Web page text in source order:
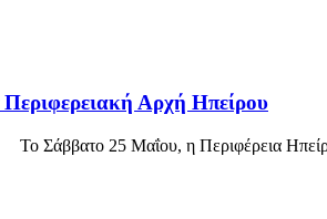
Αρχή Ηπείρου
25 Μαΐου, η Περιφέρεια